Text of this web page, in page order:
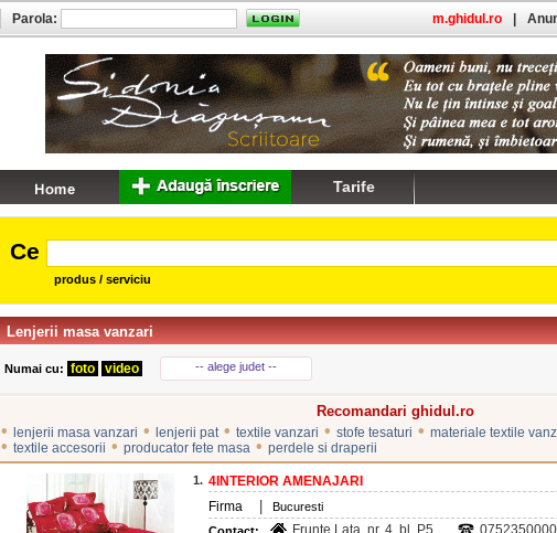
Ce
produs / serviciu
Lenjerii masa vanzari
Numai cu: foto video -- alege judet --
Recomandari ghidul.ro
• lenjerii masa vanzari • lenjerii pat • textile vanzari • stofe tesaturi • materiale textile
• textile accesorii • producator fete masa • perdele si draperii
1. 4INTERIOR AMENAJARI
Firma
Bucuresti
Frunte Lata, nr. 4, bl. P5,...
0752350000
Parola: m.ghidul.ro
Tarife